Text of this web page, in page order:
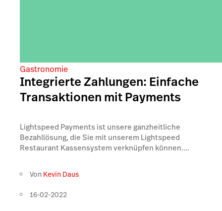
Gastronomie
Integrierte Zahlungen: Einfache
Transaktionen mit Payments
Lightspeed Payments ist unsere ganzheitliche
Bezahllösung, die Sie mit unserem Lightspeed
Restaurant Kassensystem verknüpfen können....
Von Kevin Daus
16-02-2022